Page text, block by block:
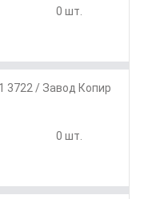
0 шт.
3722 / Завод Копир
0 шт.